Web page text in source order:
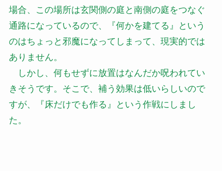
場合、この場所は玄関側の庭と南側の庭をつなぐ
通路になっているので、『何かを建てる』という
のはちょっと邪魔になってしまって、現実的では
ありません。
しかし、何もせずに放置はなんだか呪われてい
きそうです。そこで、補う効果は低いらしいので
すが、『床だけでも作る』という作戦にしまし
た。